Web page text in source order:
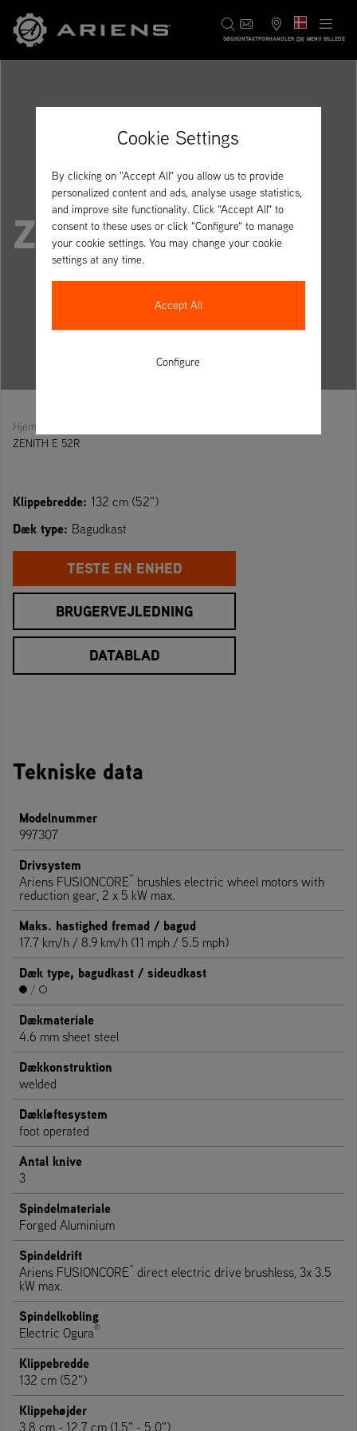
SØGKONTAKTFORHANDLER DK MENU BILLEDE
ZENITH E 52R
Hjemmeside
ZENITH E 52R
TESTE EN ENHED
BRUGERVEJLEDNING
DATABLAD
Klippebredde: 132 cm (52")
Dæk type: Bagudkast
Tekniske data
Modelnummer
997307
Drivsystem
Ariens FUSIONCORE™ brushles electric wheel motors with
reduction gear, 2 x 5 kW max.
Maks. hastighed fremad / bagud
17.7 km/h / 8.9 km/h (11 mph / 5.5 mph)
Dæk type, bagudkast / sideudkast
/
Dækmateriale
4.6 mm sheet steel
Dækkonstruktion
welded
Dækløftesystem
foot operated
Antal knive
3
Spindelmateriale
Forged Aluminium
Spindeldrift
Ariens FUSIONCORE™ direct electric drive brushless, 3x 3.5
kW max.
Spindelkobling
Electric Ogura®
Klippebredde
132 cm (52")
Klippehøjder
3.8 cm - 12.7 cm (1.5" - 5.0")
Cookie Settings
By clicking on "Accept All" you allow us to provide
personalized content and ads, analyse usage statistics,
and improve site functionality. Click "Accept All" to
consent to these uses or click "Configure" to manage
your cookie settings. You may change your cookie
settings at any time.
Accept All
Configure